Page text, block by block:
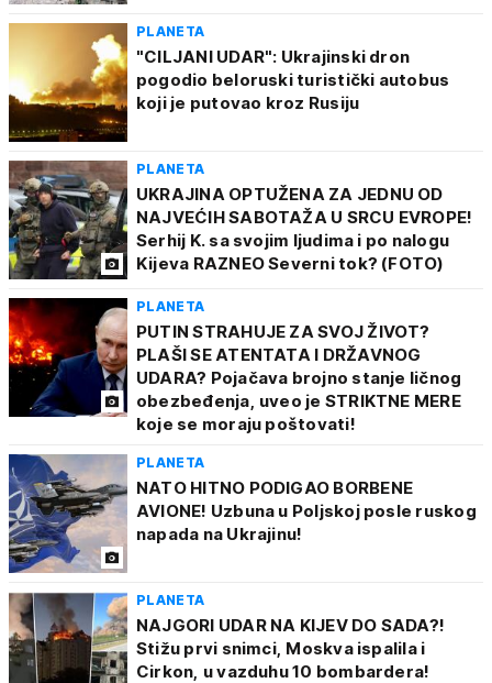
PLANETA
"CILJANI UDAR": Ukrajinski dron
pogodio beloruski turistički autobus
koji je putovao kroz Rusiju
PLANETA
UKRAJINA OPTUŽENA ZA JEDNU OD
NAJVEĆIH SABOTAŽA U SRCU EVROPE!
Serhij K. sa svojim ljudima i po nalogu
Kijeva RAZNEO Severni tok? (FOTO)
PLANETA
PUTIN STRAHUJE ZA SVOJ ŽIVOT?
PLAŠI SE ATENTATA I DRŽAVNOG
UDARA? Pojačava brojno stanje ličnog
obezbeđenja, uveo je STRIKTNE MERE
koje se moraju poštovati!
PLANETA
NATO HITNO PODIGAO BORBENE
AVIONE! Uzbuna u Poljskoj posle ruskog
napada na Ukrajinu!
PLANETA
NAJGORI UDAR NA KIJEV DO SADA?!
Stižu prvi snimci, Moskva ispalila i
Cirkon, u vazduhu 10 bombardera!